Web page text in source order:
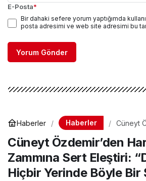
E-Posta*
Bir dahaki sefere yorum yaptığımda
posta adresimi ve web site adresimi bu
Yorum Gönder
Haberler Haberler
Cüneyt
Böyle
Cüneyt Özdemir’den
Zammına Sert Eleştiri:
Hiçbir Yerinde Böyle Bir